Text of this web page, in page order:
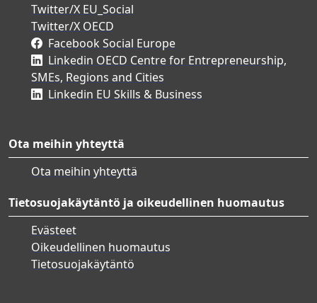
Twitter/X EU_Social
Twitter/X OECD
Facebook Social Europe
Linkedin OECD Centre for Entrepreneurship,
SMEs, Regions and Cities
Linkedin EU Skills & Business
Ota meihin yhteyttä
Ota meihin yhteyttä
Tietosuojakäytäntö ja oikeudellinen huomautus
Evästeet
Oikeudellinen huomautus
Tietosuojakäytäntö